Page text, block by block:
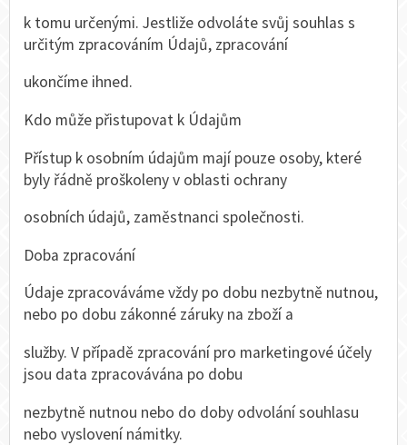
k tomu určenými. Jestliže odvoláte svůj souhlas s
určitým zpracováním Údajů, zpracování
ukončíme ihned.
Kdo může přistupovat k Údajům
Přístup k osobním údajům mají pouze osoby, které
byly řádně proškoleny v oblasti ochrany
osobních údajů, zaměstnanci společnosti.
Doba zpracování
Údaje zpracováváme vždy po dobu nezbytně nutnou,
nebo po dobu zákonné záruky na zboží a
služby. V případě zpracování pro marketingové účely
jsou data zpracovávána po dobu
nezbytně nutnou nebo do doby odvolání souhlasu
nebo vyslovení námitky.